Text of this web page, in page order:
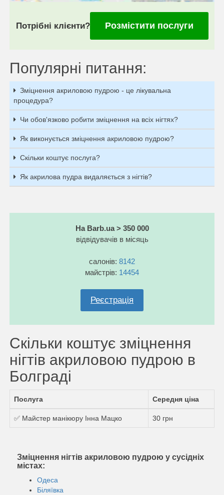
Потрібні клієнти? Розмістити послуги
Популярні питання:
Зміцнення акриловою пудрою - це лікувальна
процедура?
Чи обов'язково робити зміцнення на всіх нігтях?
Як виконується зміцнення акриловою пудрою?
Скільки коштує послуга?
Як акрилова пудра видаляється з нігтів?
На Barb.ua > 350 000
відвідувачів в місяць
салонів: 8142
майстрів: 14454
Реєстрація
Скільки коштує зміцнення
нігтів акриловою пудрою в
Болграді
Послуга Середня ціна
✅ Майстер манікюру Інна Мацко 30 грн
Зміцнення нігтів акриловою пудрою у сусідніх
містах:
Одеса
Біляївка